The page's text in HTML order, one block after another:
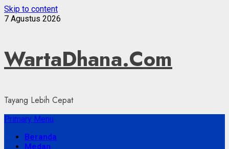
Skip to content
7 Agustus 2026
WartaDhana.Com
Tayang Lebih Cepat
Primary Menu
Beranda
Medan